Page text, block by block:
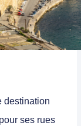
destination
ses rues